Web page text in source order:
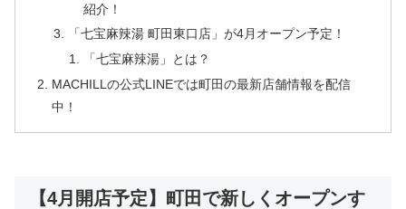
紹介！
「七宝麻辣湯 町田東口店」が4月オープン予定！
「七宝麻辣湯」とは？
MACHILLの公式LINEでは町田の最新店舗情報を配信
中！
【4月開店予定】町田で新しくオープンす